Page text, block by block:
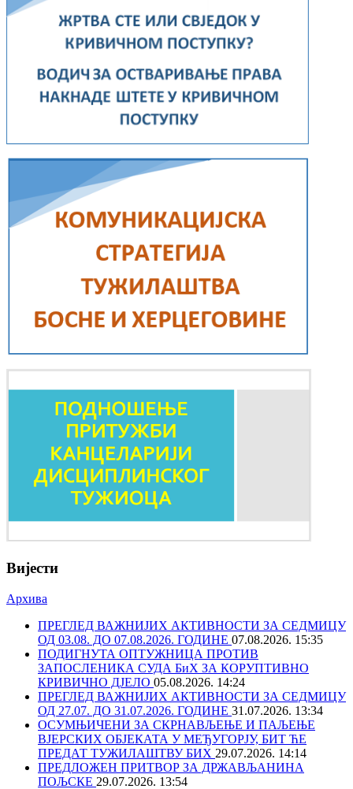
Вијести
Архива
ПРЕГЛЕД ВАЖНИЈИХ АКТИВНОСТИ ЗА СЕДМИЦУ
ОД 03.08. ДО 07.08.2026. ГОДИНЕ 07.08.2026. 15:35
ПОДИГНУТА ОПТУЖНИЦА ПРОТИВ
ЗАПОСЛЕНИКА СУДА БиХ ЗА КОРУПТИВНО
КРИВИЧНО ДЈЕЛО 05.08.2026. 14:24
ПРЕГЛЕД ВАЖНИЈИХ АКТИВНОСТИ ЗА СЕДМИЦУ
ОД 27.07. ДО 31.07.2026. ГОДИНЕ 31.07.2026. 13:34
ОСУМЊИЧЕНИ ЗА СКРНАВЉЕЊЕ И ПАЉЕЊЕ
ВЈЕРСКИХ ОБЈЕКАТА У МЕЂУГОРЈУ, БИТ ЋЕ
ПРЕДАТ ТУЖИЛАШТВУ БИХ 29.07.2026. 14:14
ПРЕДЛОЖЕН ПРИТВОР ЗА ДРЖАВЉАНИНА
ПОЉСКЕ 29.07.2026. 13:54